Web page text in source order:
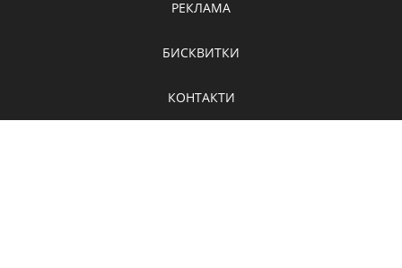
РЕКЛАМА
БИСКВИТКИ
КОНТАКТИ